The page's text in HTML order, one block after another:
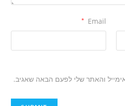
Email
*
והאתר שלי לפעם הבאה שאגיב.